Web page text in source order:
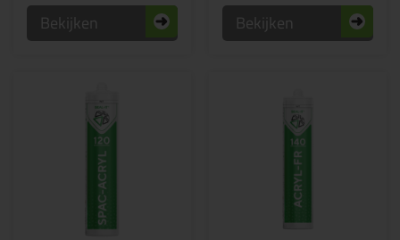
Bekijken Bekijken